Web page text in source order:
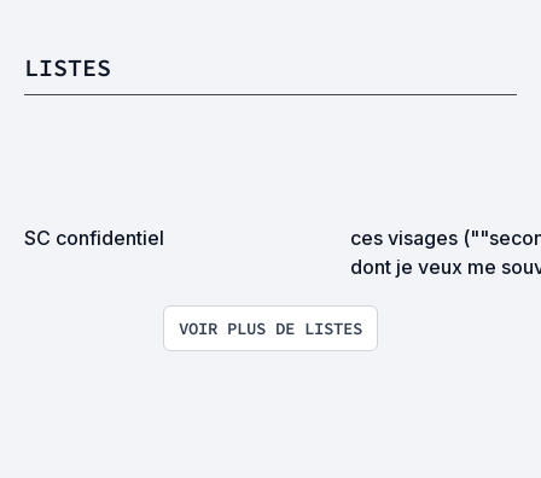
LISTES
SC confidentiel
ces visages
dont je veux me
VOIR PLUS DE LISTES